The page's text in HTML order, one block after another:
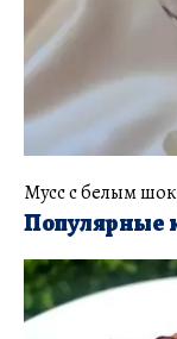
Мусс с белым
Популярные